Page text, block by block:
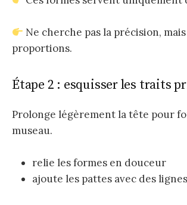
Ne cherche pas la précision,
proportions.
Étape 2 : esquisser les traits
Prolonge légèrement la tête pour
museau.
relie les formes en douceur
ajoute les pattes avec des